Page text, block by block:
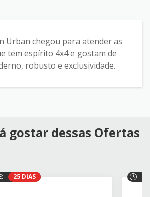
Urban chegou para atender as
tem espírito 4x4 e gostam de
robusto e exclusividade.
gostar dessas Ofertas
25 DIAS